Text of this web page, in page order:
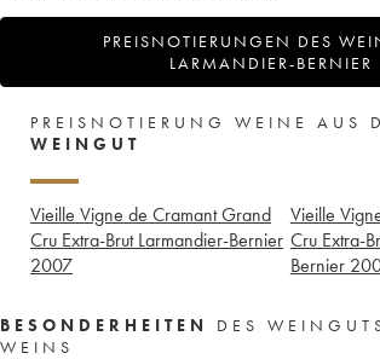
PREISNOTIERUNGEN DES
LARMANDIER-BERNIER
PREISNOTIERUNG WEINE AUS
WEINGUT
Vieille Vigne de Cramant Grand
Cru Extra-Brut Larmandier-Bernier
2007
Vieille
Cru Extra-
Bernier
BESONDERHEITEN
DES
WEINS